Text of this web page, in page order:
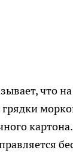
что